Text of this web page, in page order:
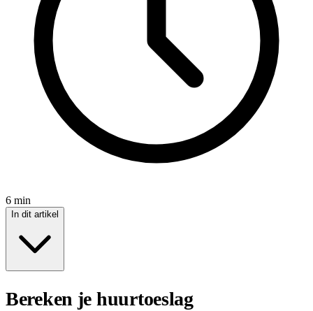
6 min
In dit artikel
Bereken je huurtoeslag